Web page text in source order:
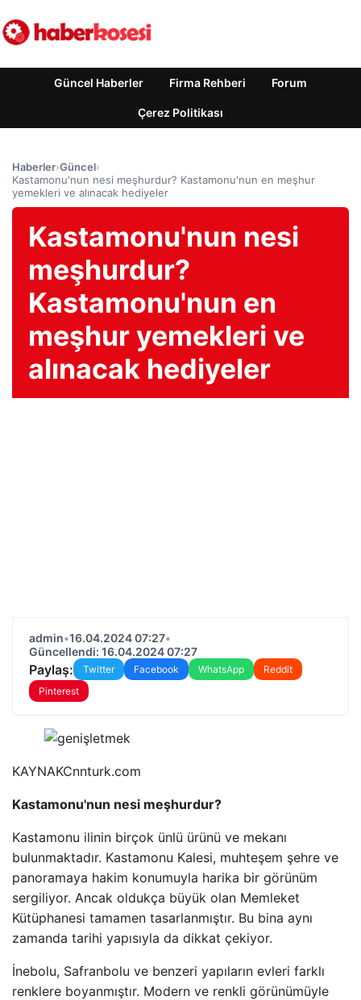
Güncel Haberler Firma Rehberi Forum
Çerez Politikası
Haberler›Güncel›
Kastamonu'nun nesi meşhurdur? Kastamonu'nun en meşhur
yemekleri ve alınacak hediyeler
Kastamonu'nun nesi
meşhurdur?
Kastamonu'nun en
meşhur yemekleri ve
alınacak hediyeler
admin•16.04.2024 07:27•
Güncellendi: 16.04.2024 07:27
Paylaş: Twitter Facebook WhatsApp
Reddit
Pinterest
KAYNAKCnnturk.com
Kastamonu'nun nesi meşhurdur?
Kastamonu ilinin birçok ünlü ürünü ve mekanı
bulunmaktadır. Kastamonu Kalesi, muhteşem şehre ve
panoramaya hakim konumuyla harika bir görünüm
sergiliyor. Ancak oldukça büyük olan Memleket
Kütüphanesi tamamen tasarlanmıştır. Bu bina aynı
zamanda tarihi yapısıyla da dikkat çekiyor.
İnebolu, Safranbolu ve benzeri yapıların evleri farklı
renklere boyanmıştır. Modern ve renkli görünümüyle